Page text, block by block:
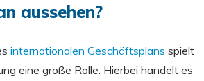
aussehen?
internationalen Geschäftsplans spielt
eine große Rolle. Hierbei handelt es